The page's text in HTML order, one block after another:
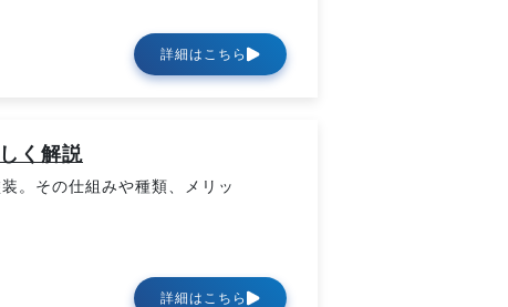
詳細はこちら
く解説
。その仕組みや種類、メリッ
詳細はこちら